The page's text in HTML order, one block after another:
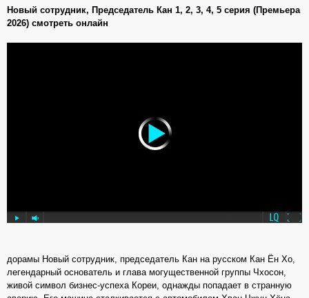
Новый сотрудник, Председатель Кан 1, 2, 3, 4, 5 серия (Премьера
2026) смотреть онлайн
дорамы Новый сотрудник, председатель Кан на русском Кан Ён Хо,
легендарный основатель и глава могущественной группы Чхосон,
живой символ бизнес-успеха Кореи, однажды попадает в странную